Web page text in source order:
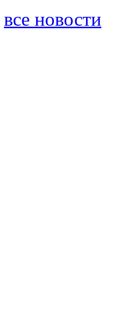
все новости